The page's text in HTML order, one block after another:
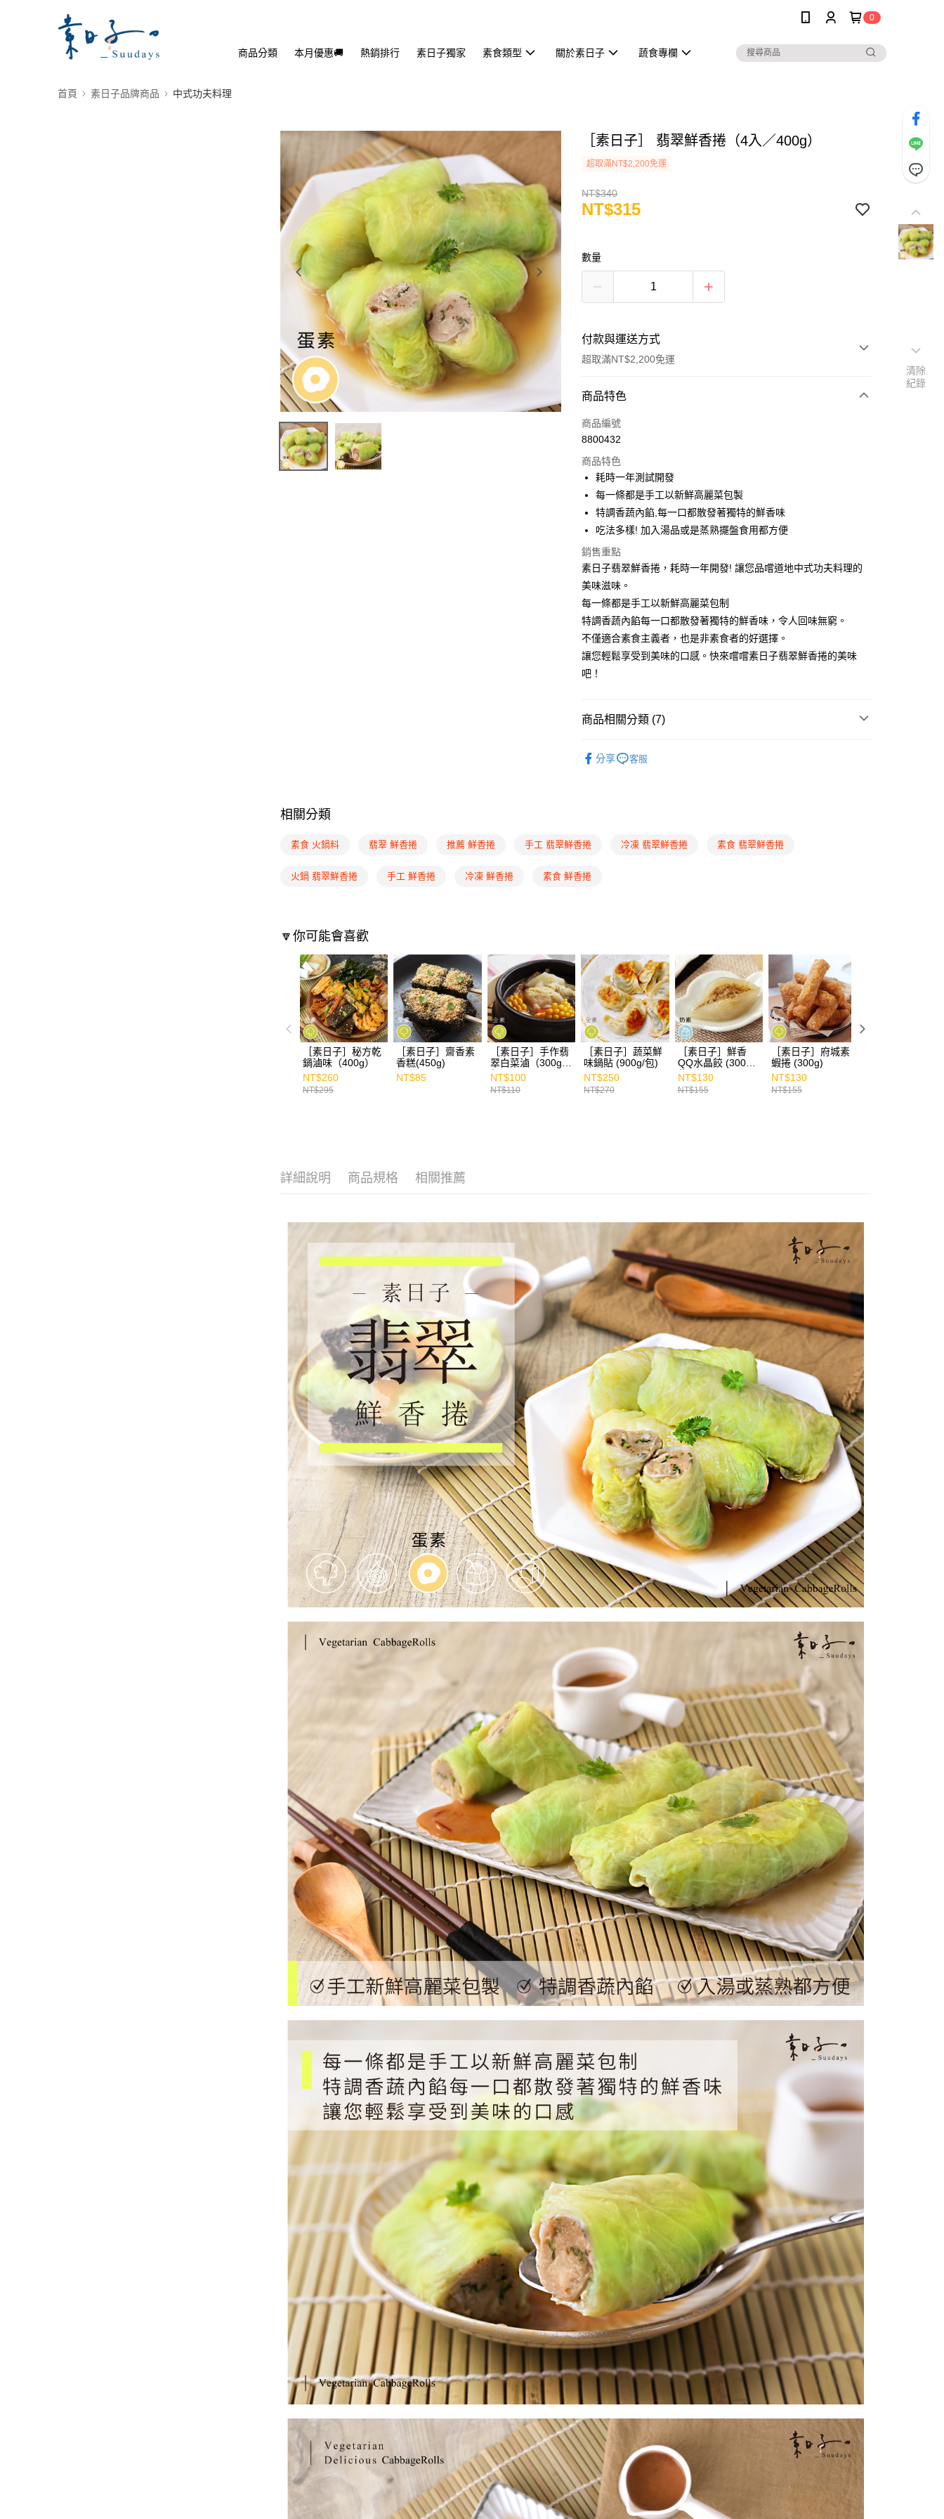
0
商品分類 本月優惠🚚 熱銷排行 素日子獨家 素食類型 關於素日子 蔬食專欄
首頁 素日子品牌商品 中式功夫料理
［素日子］ 翡翠鮮香捲（4入／400g）
超取滿NT$2,200免運
NT$340
NT$315
數量
付款與運送方式
超取滿NT$2,200免運
付款方式
信用卡一次付款
Apple Pay
街口支付
悠遊付
Google Pay
ATM付款
運送方式
冷凍付款後全家取貨
冷凍7-11取貨(快速到店)
冷凍宅配
商品特色
商品編號
8800432
商品特色
耗時一年測試開發
每一條都是手工以新鮮高麗菜包製
特調香蔬內餡,每一口都散發著獨特的鮮香味
吃法多樣! 加入湯品或是蒸熟擺盤食用都方便
銷售重點
素日子翡翠鮮香捲，耗時一年開發! 讓您品嚐道地中式功夫料理的
美味滋味。
每一條都是手工以新鮮高麗菜包制
特調香蔬內餡每一口都散發著獨特的鮮香味，令人回味無窮。
不僅適合素食主義者，也是非素食者的好選擇。
讓您輕鬆享受到美味的口感。快來嚐嚐素日子翡翠鮮香捲的美味
吧！
商品相關分類 (7)
各式素料理 火鍋鍋物
分享 客服
相關分類
素食 火鍋料 翡翠 鮮香捲 推薦 鮮香捲 手工 翡翠鮮香捲 冷凍 翡翠鮮香捲 素食 翡翠鮮香捲
火鍋 翡翠鮮香捲 手工 鮮香捲 冷凍 鮮香捲 素食 鮮香捲
🔽你可能會喜歡
［素日子］秘方乾
鍋滷味（400g）
NT$260
NT$295
［素日子］齋香素
香糕(450g)
NT$85
［素日子］手作翡
翠白菜滷（300g／
份）
NT$100
NT$110
［素日子］蔬菜鮮
味鍋貼 (900g/包)
NT$250
NT$270
［素日子］鮮香
QQ水晶餃 (300g
約14-15顆)
NT$130
NT$155
［素日子］府城素
蝦捲 (300g)
NT$130
NT$155
詳細說明 商品規格 相關推薦
清除
紀錄